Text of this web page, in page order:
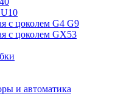
с цоколем G4 G9
с цоколем GX53
и автоматика